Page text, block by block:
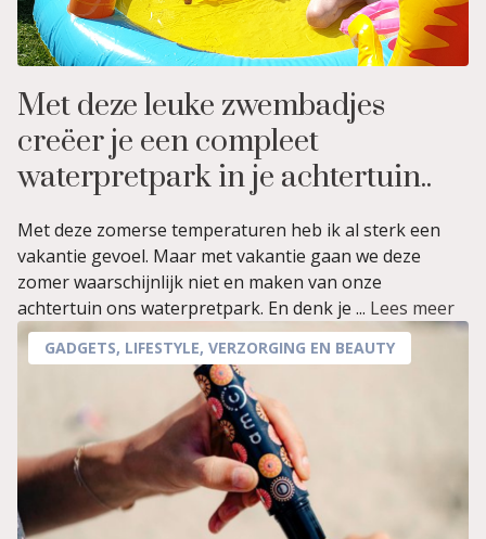
Met deze leuke zwembadjes
creëer je een compleet
waterpretpark in je achtertuin..
Met deze zomerse temperaturen heb ik al sterk een
vakantie gevoel. Maar met vakantie gaan we deze
zomer waarschijnlijk niet en maken van onze
achtertuin ons waterpretpark. En denk je ... Lees meer
GADGETS, LIFESTYLE, VERZORGING EN BEAUTY